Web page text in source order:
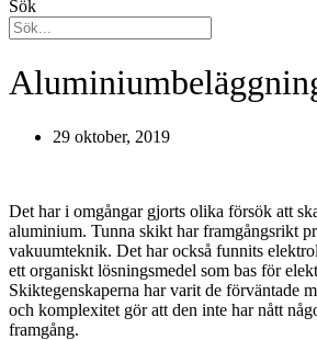
Sök
29 oktober, 2019
Det har i omgångar gjorts olika försök att
aluminium. Tunna skikt har framgångsrikt
vakuumteknik. Det har också funnits
ett organiskt lösningsmedel som bas för
Skiktegenskaperna har varit de förväntade
och komplexitet gör att den inte har nått
framgång.